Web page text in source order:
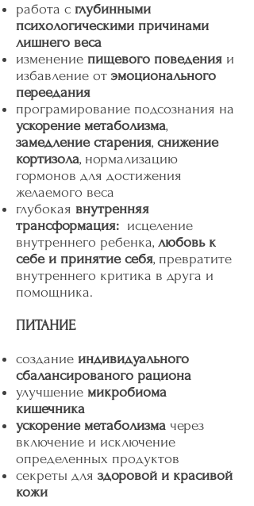
работа с глубинными
психологическими причинами
лишнего веса
изменение пищевого поведения и
избавление от эмоционального
переедания
програмирование подсознания на
ускорение метаболизма,
замедление старения, снижение
кортизола, нормализацию
гормонов для достижения
желаемого веса
глубокая внутренняя
трансформация: исцеление
внутреннего ребенка, любовь к
себе и принятие себя, превратите
внутреннего критика в друга и
помощника.
ПИТАНИЕ
создание индивидуального
сбалансированого рациона
улучшение микробиома
кишечника
ускорение метаболизма через
включение и исключение
определенных продуктов
секреты для здоровой и красивой
кожи